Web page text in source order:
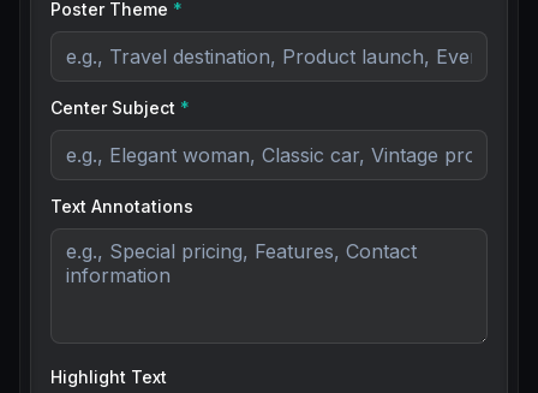
Poster Theme *
Center Subject *
Text Annotations
Highlight Text